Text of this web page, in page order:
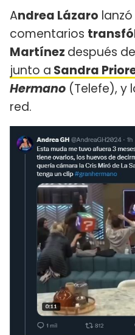
Andrea Lázaro
comentarios
Martínez después
junto a Sandra
Hermano (Telefe), y
red.